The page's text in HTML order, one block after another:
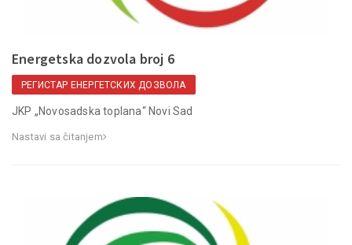
Energetska dozvola broj 6
РЕГИСТАР ЕНЕРГЕТСКИХ ДОЗВОЛА
JKP „Novosadska toplana“ Novi Sad
Nastavi sa čitanjem